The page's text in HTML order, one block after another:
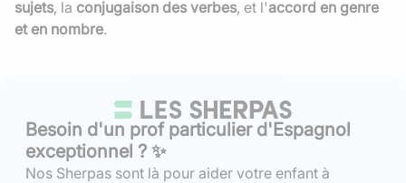
sujets, la conjugaison des verbes, et l'accord en genre
et en nombre.
Besoin d'un prof particulier d'Espagnol
exceptionnel ? ✨
Nos Sherpas sont là pour aider votre enfant à